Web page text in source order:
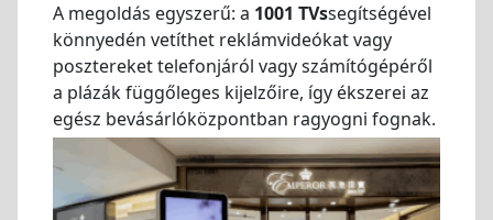
A megoldás egyszerű: a 1001 TVssegítségével
könnyedén vetíthet reklámvideókat vagy
posztereket telefonjáról vagy számítógépéről
a plázák függőleges kijelzőire, így ékszerei az
egész bevásárlóközpontban ragyogni fognak.